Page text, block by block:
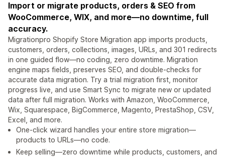
Import or migrate products, orders & SEO from
WooCommerce, WIX, and more—no downtime, full
accuracy.
Migrationpro Shopify Store Migration app imports products,
customers, orders, collections, images, URLs, and 301 redirects
in one guided flow—no coding, zero downtime. Migration
engine maps fields, preserves SEO, and double-checks for
accurate data migration. Try a trial migration first, monitor
progress live, and use Smart Sync to migrate new or updated
data after full migration. Works with Amazon, WooCommerce,
Wix, Squarespace, BigCommerce, Magento, PrestaShop, CSV,
Excel, and more.
One-click wizard handles your entire store migration—
products to URLs—no code.
Keep selling—zero downtime while products, customers, and